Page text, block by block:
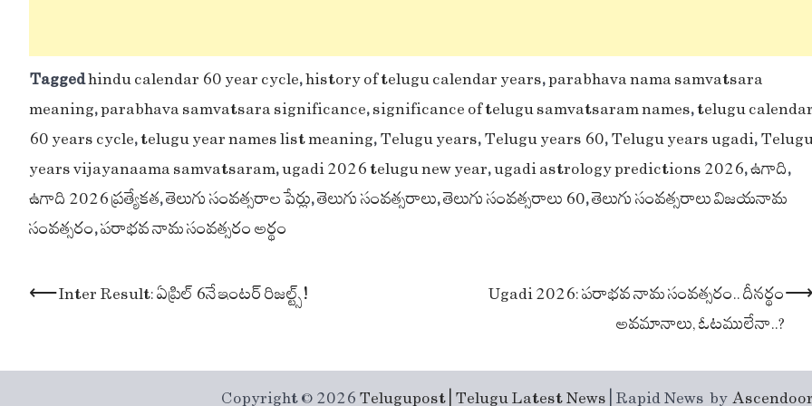
Taggedhindu calendar 60 year cycle,history of telugu calendar years,parabhava nama samvatsara
meaning,parabhava samvatsara significance,significance of telugu samvatsaram names,telugu calendar
60 years cycle,telugu year names list meaning,Telugu years,Telugu years 60,Telugu years ugadi,
years vijayanaama samvatsaram,ugadi 2026 telugu new year,ugadi astrology predictions 2026,ఉగాది,
ఉగాది 2026 ప్రత్యేకత,తెలుగు సంవత్సరాల పేర్లు,తెలుగు సంవత్సరాలు,తెలుగు సంవత్సరాలు 60,తెలుగు సంవత్సరాలు విజయనామ
సంవత్సరం,పరాభవ నామ సంవత్సరం అర్థం
Post
⟵Inter Result: ఏప్రిల్ 6నే ఇంటర్ రిజల్ట్స్!
Ugadi 2026: పరాభవ నామ సంవత్సరం.. దీనర్థం
అవమానాలు, ఓటములేనా..?
⟶
Copyright © 2026 Telugupost | Telugu Latest News | Rapid News byAscendoor